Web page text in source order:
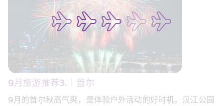
9月旅游推荐3.｜首尔
9月的首尔秋高气爽，是体验户外活动的好时机。汉江公园